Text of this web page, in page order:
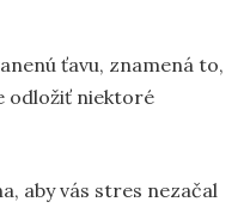
ťavu, znamená to,
odložiť niektoré
aby vás stres nezačal